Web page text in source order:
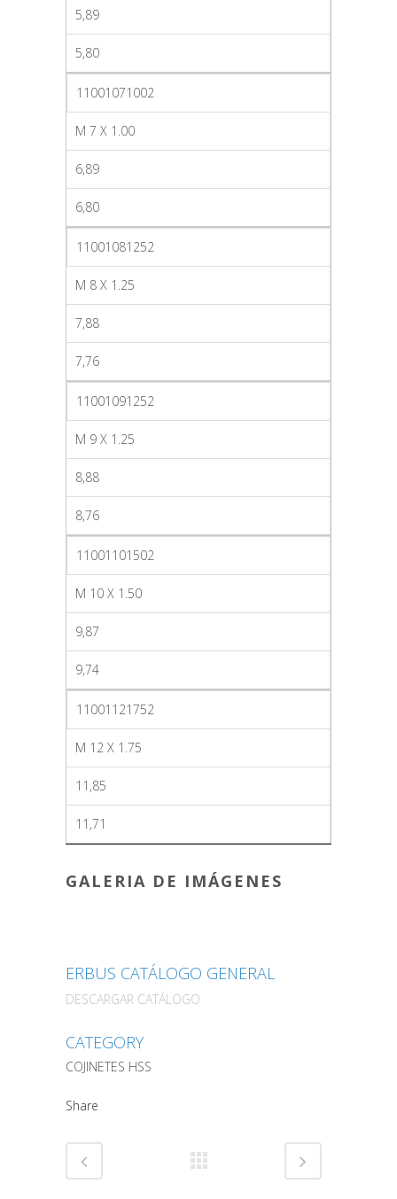
5,89
5,80
11001071002
M 7 X 1.00
6,89
6,80
11001081252
M 8 X 1.25
7,88
7,76
11001091252
M 9 X 1.25
8,88
8,76
11001101502
M 10 X 1.50
9,87
9,74
11001121752
M 12 X 1.75
11,85
11,71
GALERIA DE IMÁGENES
ERBUS CATÁLOGO GENERAL
DESCARGAR CATÁLOGO
CATEGORY
COJINETES HSS
Share